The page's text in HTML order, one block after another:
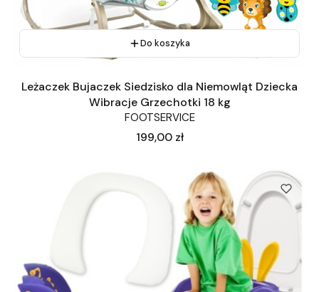
Do koszyka
Leżaczek Bujaczek Siedzisko dla Niemowląt Dziecka
Wibracje Grzechotki 18 kg
FOOTSERVICE
Cena
199,00 zł